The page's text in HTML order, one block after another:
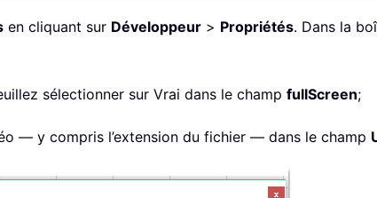
en cliquant sur Développeur > Propriétés. Dans la
sélectionner sur Vrai dans le champ fullScreen;
— y compris l’extension du fichier — dans le champ